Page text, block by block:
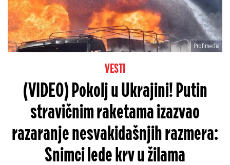
Profimedia
VESTI
(VIDEO) Pokolj u Ukrajini! Putin
stravičnim raketama izazvao
razaranje nesvakidašnjih razmera:
Snimci lede krv u žilama